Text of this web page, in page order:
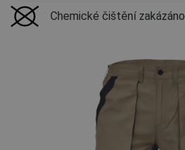
Chemické čištění zakázáno